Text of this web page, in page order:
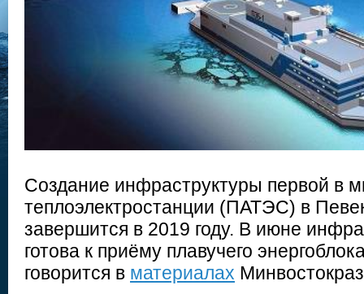
Создание инфраструктуры первой в
теплоэлектростанции (ПАТЭС) в
завершится в 2019 году. В июне
готова к приёму плавучего
говорится в материалах